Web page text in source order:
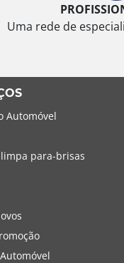
Uma rede de
Automóvel
limpa para-brisas